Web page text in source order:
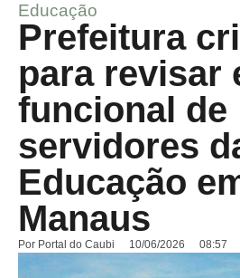
Educação
Prefeitura
para revisar
funcional de
servidores
Educação
Manaus
Por Portal do Caubi 10/06/2026 08:57